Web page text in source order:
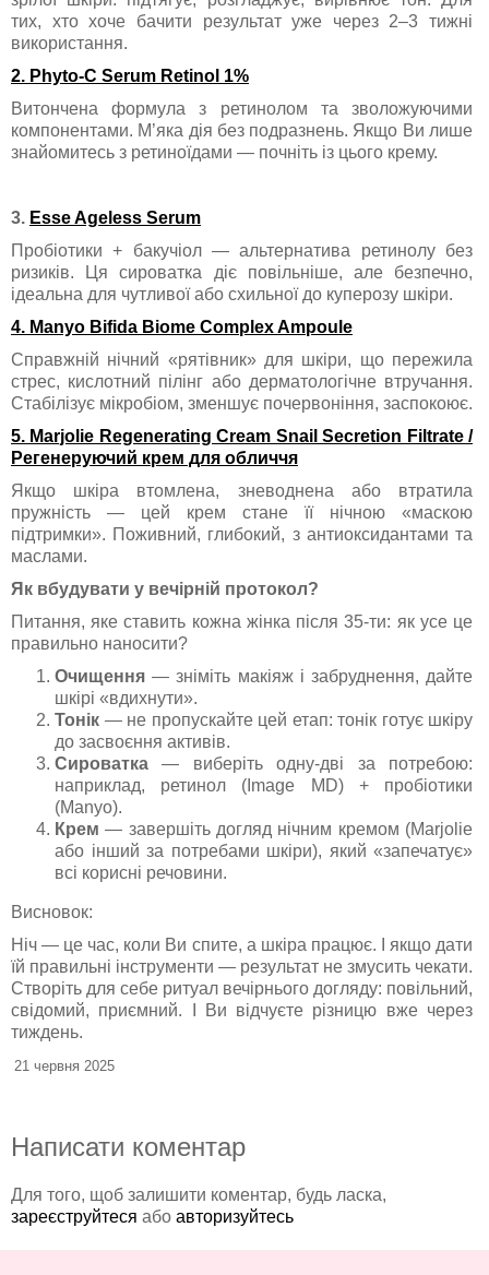
тих, хто хоче бачити результат уже через 2–3 тижні
використання.
2. Phyto-C Serum Retinol 1%
Витончена формула з ретинолом та зволожуючими
компонентами. М’яка дія без подразнень. Якщо Ви лише
знайомитесь з ретиноїдами — почніть із цього крему.
3. Esse Ageless Serum
Пробіотики + бакучіол — альтернатива ретинолу без
ризиків. Ця сироватка діє повільніше, але безпечно,
ідеальна для чутливої або схильної до куперозу шкіри.
4. Manyo Bifida Biome Complex Ampoule
Справжній нічний «рятівник» для шкіри, що пережила
стрес, кислотний пілінг або дерматологічне втручання.
Стабілізує мікробіом, зменшує почервоніння, заспокоює.
5. Marjolie Regenerating Cream Snail Secretion Filtrate /
Регенеруючий крем для обличчя
Якщо шкіра втомлена, зневоднена або втратила
пружність — цей крем стане її нічною «маскою
підтримки». Поживний, глибокий, з антиоксидантами та
маслами.
Як вбудувати у вечірній протокол?
Питання, яке ставить кожна жінка після 35-ти: як усе це
правильно наносити?
Очищення — зніміть макіяж і забруднення, дайте
шкірі «вдихнути».
Тонік — не пропускайте цей етап: тонік готує шкіру
до засвоєння активів.
Сироватка — виберіть одну-дві за потребою:
наприклад, ретинол (Image MD) + пробіотики
(Manyo).
Крем — завершіть догляд нічним кремом (Marjolie
або інший за потребами шкіри), який «запечатує»
всі корисні речовини.
Висновок:
Ніч — це час, коли Ви спите, а шкіра працює. І якщо дати
їй правильні інструменти — результат не змусить чекати.
Створіть для себе ритуал вечірнього догляду: повільний,
свідомий, приємний. І Ви відчуєте різницю вже через
тиждень.
21 червня 2025
Написати коментар
Для того, щоб залишити коментар, будь ласка,
зареєструйтеся або авторизуйтесь